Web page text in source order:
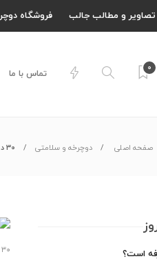
فروشگاه تصاویر و مطالب جالب
تماس با ما
0
صفحه اصلی دوچرخه و سلامتی ۳۰ دقیقه ورزش با دوچرخه ثابت
۳۰ دقیقه ورزش با دوچرخه ثابت است؟